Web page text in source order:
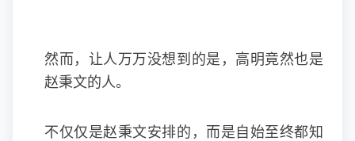
然而，让人万万没想到的是，高明竟然也是
赵秉文的人。
不仅仅是赵秉文安排的，而是自始至终都知